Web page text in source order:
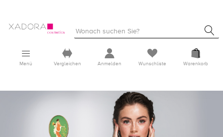
Menü Vergleichen Anmelden Wunschliste Warenkorb